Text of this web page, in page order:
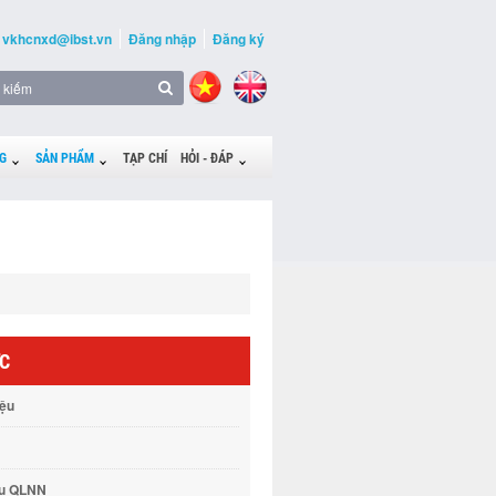
vkhcnxd@ibst.vn Đăng nhập Đăng ký
SẢN PHẨM TẠP CHÍ HỎI - ĐÁP
QLNN